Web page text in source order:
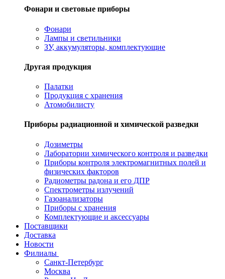
Фонари и световые приборы
Фонари
Лампы и светильники
ЗУ, аккумуляторы, комплектующие
Другая продукция
Палатки
Продукция с хранения
Атомобилисту
Приборы радиационной и химической разведки
Дозиметры
Лаборатории химического контроля и разведки
Приборы контроля электромагнитных полей и
физических факторов
Радиометры радона и его ДПР
Спектрометры излучений
Газоанализаторы
Приборы с хранения
Комплектующие и аксессуары
Поставщики
Доставка
Новости
Филиалы
Санкт-Петербург
Москва